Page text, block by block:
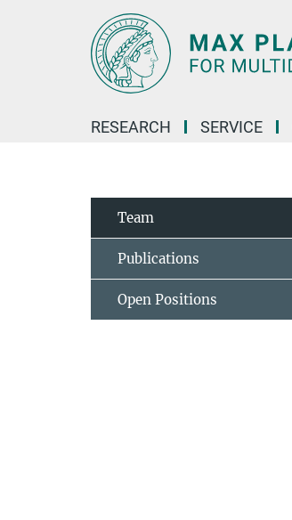
RESEARCH SERVICE
Team
Publications
Open Positions